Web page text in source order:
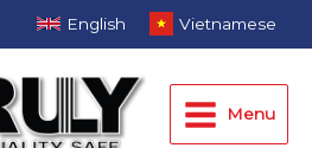
English Vietnamese
MenuMenu